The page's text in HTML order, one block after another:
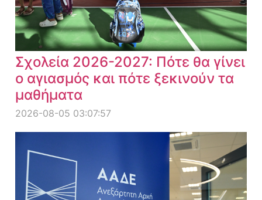
Σχολεία 2026-2027: Πότε θα γίνει
ο αγιασμός και πότε ξεκινούν τα
μαθήματα
2026-08-05 03:07:57